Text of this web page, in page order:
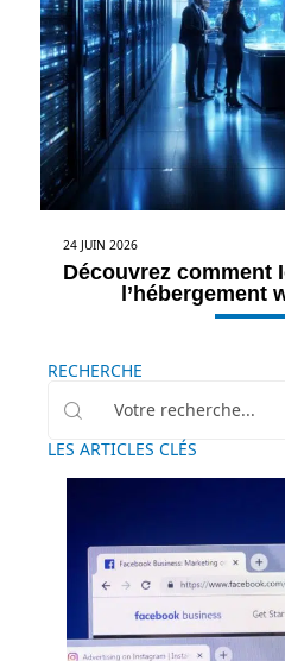
24 JUIN 2026
Découvrez comment
l’hébergement
RECHERCHE
LES ARTICLES CLÉS